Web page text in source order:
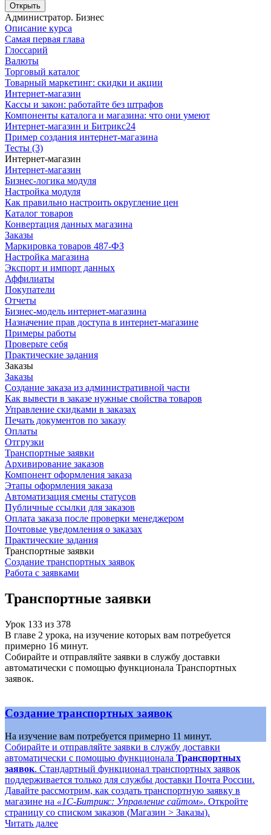
Открыть
Администратор. Бизнес
Описание курса
Самая первая глава
Глоссарий
Валюты
Торговый каталог
Товарный маркетинг: скидки и акции
Интернет-магазин
Кассы и закон: работайте без штрафов
Компоненты каталога и магазина: что они умеют
Интернет-магазин и Битрикс24
Пример создания интернет-магазина
Тесты (3)
Интернет-магазин
Интернет-магазин
Бизнес-логика модуля
Настройка модуля
Как правильно настроить округление цен
Каталог товаров
Конвертация данных магазина
Заказы
Маркировка товаров 487-ФЗ
Настройка магазина
Экспорт и импорт данных
Аффилиаты
Покупатели
Отчеты
Бизнес-модель интернет-магазина
Назначение прав доступа в интернет-магазине
Примеры работы
Проверьте себя
Практические задания
Заказы
Заказы
Создание заказа из административной части
Как вывести в заказе нужные свойства товаров
Управление скидками в заказах
Печать документов по заказу
Оплаты
Отгрузки
Транспортные заявки
Архивирование заказов
Компонент оформления заказа
Этапы оформления заказа
Автоматизация смены статусов
Публичные ссылки для заказов
Оплата заказа после проверки менеджером
Почтовые уведомления о заказах
Практические задания
Транспортные заявки
Создание транспортных заявок
Работа с заявками
Транспортные заявки
Урок 133 из 378
В главе 2 урока, на изучение которых вам потребуется
примерно 16 минут.
Собирайте и отправляйте заявки в службу доставки
автоматически с помощью функционала Транспортных
заявок.
Создание транспортных заявок
На изучение вам потребуется примерно 11 минут.
Собирайте и отправляйте заявки в службу доставки
автоматически с помощью функционала Транспортных
заявок. Стандартный функционал транспортных заявок
поддерживается только для службы доставки Почта России.
Давайте рассмотрим, как создать транспортную заявку в
магазине на «1С-Битрикс: Управление сайтом». Откройте
страницу со списком заказов (Магазин > Заказы).
Читать далее